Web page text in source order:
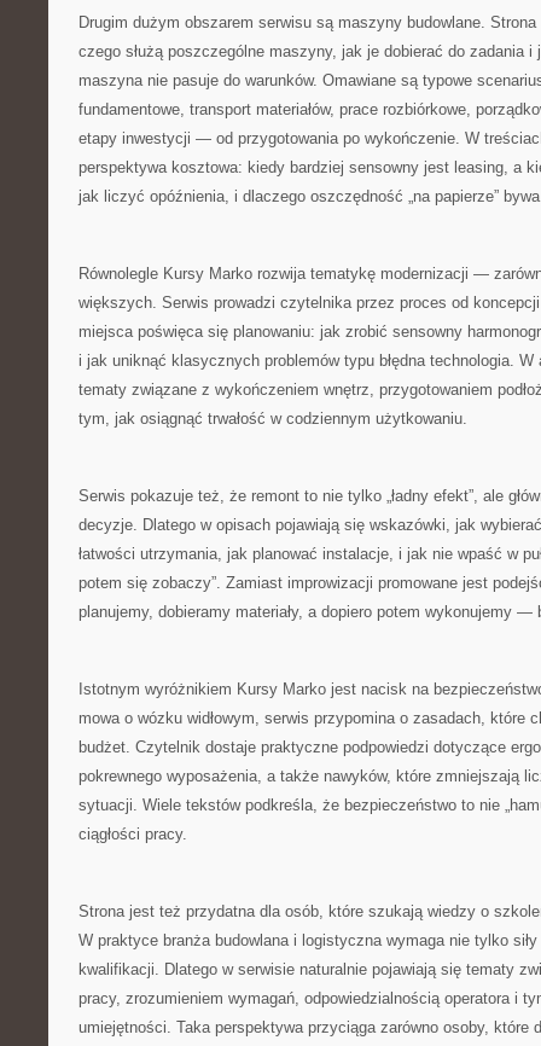
Drugim dużym obszarem serwisu są maszyny budowlane.
czego służą poszczególne maszyny, jak je dobierać do zadania
maszyna nie pasuje do warunków. Omawiane są typowe
fundamentowe, transport materiałów, prace rozbiórkowe,
etapy inwestycji — od przygotowania po wykończenie. W
perspektywa kosztowa: kiedy bardziej sensowny jest leasing, a
jak liczyć opóźnienia, i dlaczego oszczędność „na papierze”
Równolegle Kursy Marko rozwija tematykę modernizacji —
większych. Serwis prowadzi czytelnika przez proces od
miejsca poświęca się planowaniu: jak zrobić sensowny
i jak uniknąć klasycznych problemów typu błędna technologia. W
tematy związane z wykończeniem wnętrz, przygotowaniem
tym, jak osiągnąć trwałość w codziennym użytkowaniu.
Serwis pokazuje też, że remont to nie tylko „ładny efekt”, ale
decyzje. Dlatego w opisach pojawiają się wskazówki, jak
łatwości utrzymania, jak planować instalacje, i jak nie wpaść w
potem się zobaczy”. Zamiast improwizacji promowane jest
planujemy, dobieramy materiały, a dopiero potem wykonujemy
Istotnym wyróżnikiem Kursy Marko jest nacisk na
mowa o wózku widłowym, serwis przypomina o zasadach, które
budżet. Czytelnik dostaje praktyczne podpowiedzi dotyczące
pokrewnego wyposażenia, a także nawyków, które zmniejszają
sytuacji. Wiele tekstów podkreśla, że bezpieczeństwo to nie
ciągłości pracy.
Strona jest też przydatna dla osób, które szukają wiedzy o
W praktyce branża budowlana i logistyczna wymaga nie tylko
kwalifikacji. Dlatego w serwisie naturalnie pojawiają się tematy
pracy, zrozumieniem wymagań, odpowiedzialnością operatora i
umiejętności. Taka perspektywa przyciąga zarówno osoby, które